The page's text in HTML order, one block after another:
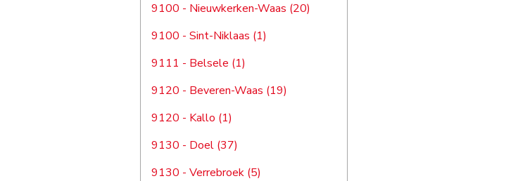
9100 - Nieuwkerken-Waas (20)
9100 - Sint-Niklaas (1)
9111 - Belsele (1)
9120 - Beveren-Waas (19)
9120 - Kallo (1)
9130 - Doel (37)
9130 - Verrebroek (5)